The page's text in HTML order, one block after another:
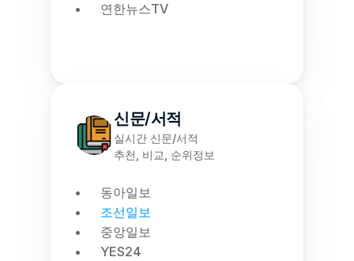
연한뉴스TV
신문/서적
실시간 신문/서적
추천, 비교, 순위정보
동아일보
조선일보
중앙일보
YES24